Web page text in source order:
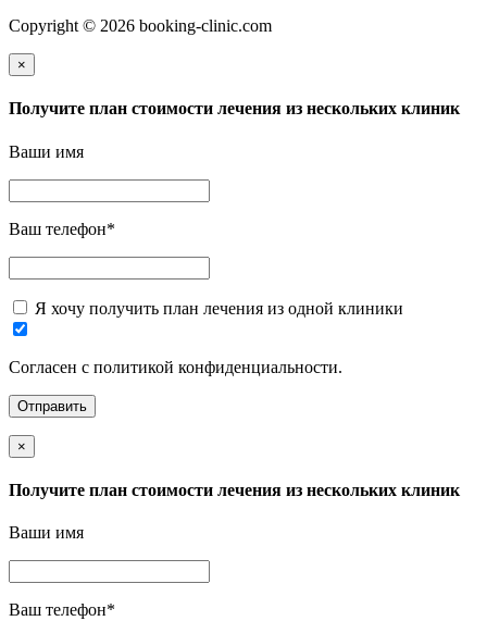
Copyright © 2026 booking-clinic.com
×
Получите план стоимости лечения из нескольких клиник
Ваши имя
Ваш телефон*
Я хочу получить план лечения из одной клиники
Согласен с политикой конфиденциальности.
×
Получите план стоимости лечения из нескольких клиник
Ваши имя
Ваш телефон*